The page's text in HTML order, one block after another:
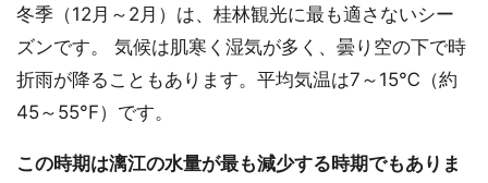
冬季（12月～2月）は、桂林観光に最も適さないシー
ズンです。 気候は肌寒く湿気が多く、曇り空の下で時
折雨が降ることもあります。平均気温は7～15℃（約
45～55°F）です。
この時期は漓江の水量が最も減少する時期でもありま